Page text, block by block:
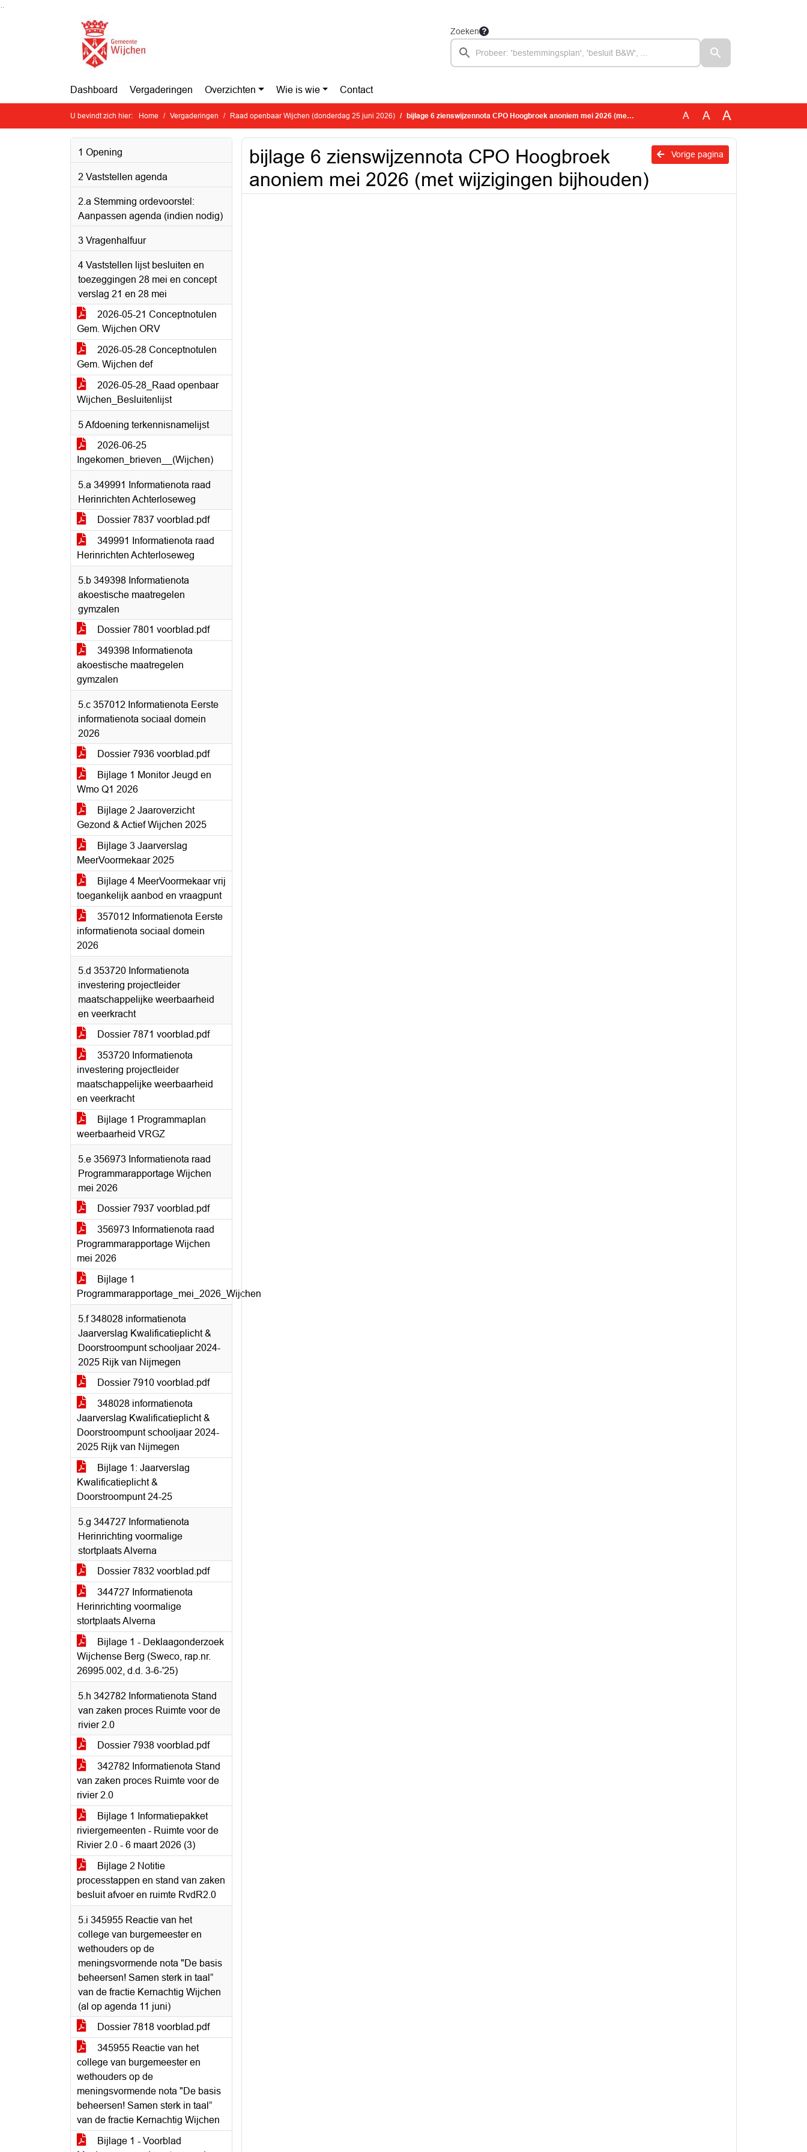
Ga naar de inhoud van deze pagina
Zoeken
Dashboard Vergaderingen Overzichten Wie is wie Contact
U bevindt zich hier: Home Vergaderingen Raad openbaar Wijchen (donderdag 25 juni 2026) bijlage 6 zienswijzennota CPO Hoogbroek anoniem mei 2026 (met wijzigingen bijhouden) A A A
1 Opening
2 Vaststellen agenda
2.a Stemming ordevoorstel:
Aanpassen agenda (indien nodig)
3 Vragenhalfuur
4 Vaststellen lijst besluiten en
toezeggingen 28 mei en concept
verslag 21 en 28 mei
2026-05-21 Conceptnotulen
Gem. Wijchen ORV
2026-05-28 Conceptnotulen
Gem. Wijchen def
2026-05-28_Raad openbaar
Wijchen_Besluitenlijst
5 Afdoening terkennisnamelijst
2026-06-25
Ingekomen_brieven__(Wijchen)
5.a 349991 Informatienota raad
Herinrichten Achterloseweg
Dossier 7837 voorblad.pdf
349991 Informatienota raad
Herinrichten Achterloseweg
5.b 349398 Informatienota
akoestische maatregelen
gymzalen
Dossier 7801 voorblad.pdf
349398 Informatienota
akoestische maatregelen
gymzalen
5.c 357012 Informatienota Eerste
informatienota sociaal domein
2026
Dossier 7936 voorblad.pdf
Bijlage 1 Monitor Jeugd en
Wmo Q1 2026
Bijlage 2 Jaaroverzicht
Gezond & Actief Wijchen 2025
Bijlage 3 Jaarverslag
MeerVoormekaar 2025
Bijlage 4 MeerVoormekaar vrij
toegankelijk aanbod en vraagpunt
357012 Informatienota Eerste
informatienota sociaal domein
2026
5.d 353720 Informatienota
investering projectleider
maatschappelijke weerbaarheid
en veerkracht
Dossier 7871 voorblad.pdf
353720 Informatienota
investering projectleider
maatschappelijke weerbaarheid
en veerkracht
Bijlage 1 Programmaplan
weerbaarheid VRGZ
5.e 356973 Informatienota raad
Programmarapportage Wijchen
mei 2026
Dossier 7937 voorblad.pdf
356973 Informatienota raad
Programmarapportage Wijchen
mei 2026
Bijlage 1
Programmarapportage_mei_2026_Wijchen
5.f 348028 informatienota
Jaarverslag Kwalificatieplicht &
Doorstroompunt schooljaar 2024-
2025 Rijk van Nijmegen
Dossier 7910 voorblad.pdf
348028 informatienota
Jaarverslag Kwalificatieplicht &
Doorstroompunt schooljaar 2024-
2025 Rijk van Nijmegen
Bijlage 1: Jaarverslag
Kwalificatieplicht &
Doorstroompunt 24-25
5.g 344727 Informatienota
Herinrichting voormalige
stortplaats Alverna
Dossier 7832 voorblad.pdf
344727 Informatienota
Herinrichting voormalige
stortplaats Alverna
Bijlage 1 - Deklaagonderzoek
Wijchense Berg (Sweco, rap.nr.
26995.002, d.d. 3-6-'25)
5.h 342782 Informatienota Stand
van zaken proces Ruimte voor de
rivier 2.0
Dossier 7938 voorblad.pdf
342782 Informatienota Stand
van zaken proces Ruimte voor de
rivier 2.0
Bijlage 1 Informatiepakket
riviergemeenten - Ruimte voor de
Rivier 2.0 - 6 maart 2026 (3)
Bijlage 2 Notitie
processtappen en stand van zaken
besluit afvoer en ruimte RvdR2.0
5.i 345955 Reactie van het
college van burgemeester en
wethouders op de
meningsvormende nota "De basis
beheersen! Samen sterk in taal”
van de fractie Kernachtig Wijchen
(al op agenda 11 juni)
Dossier 7818 voorblad.pdf
345955 Reactie van het
college van burgemeester en
wethouders op de
meningsvormende nota "De basis
beheersen! Samen sterk in taal”
van de fractie Kernachtig Wijchen
Bijlage 1 - Voorblad
Vorige pagina
bijlage 6 zienswijzennota CPO Hoogbroek
anoniem mei 2026 (met wijzigingen bijhouden)